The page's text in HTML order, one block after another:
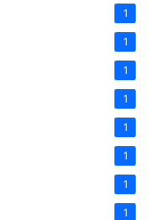
1
1
1
1
1
1
1
1